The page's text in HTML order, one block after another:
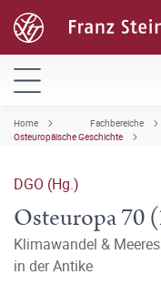
Home Fachbereiche
Osteuropäische Geschichte
DGO (Hg.)
Osteuropa 70
Klimawandel &
in der Antike